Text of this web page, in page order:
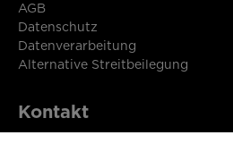
AGB
Datenschutz
Datenverarbeitung
Alternative Streitbeilegung
Kontakt